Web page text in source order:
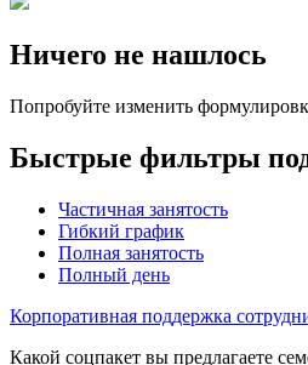
Ничего не нашлось
Попробуйте изменить
Быстрые фильтры
Частичная занятость
Гибкий график
Полная занятость
Полный день
Корпоративная поддержка
Какой соцпакет вы предлагаете